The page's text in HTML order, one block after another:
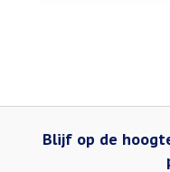
Blijf op de